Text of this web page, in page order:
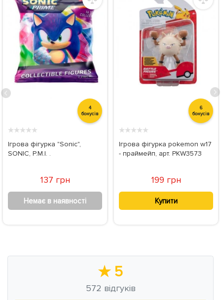
4
бонусів
★★★★★
Ігрова фігурка "Sonic",
SONIC, P.M.I. .
137 грн
Немає в наявності
6
бонусів
★★★★★
Ігрова фігурка pokemon w17
- праймейп, арт. PKW3573
199 грн
Купити
★ 5
572 відгуків